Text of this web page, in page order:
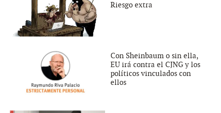
Riesgo extra
Con Sheinbaum o sin ella,
EU irá contra el CJNG y los
políticos vinculados con
ellos